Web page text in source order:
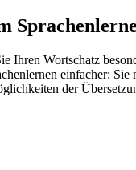
Ihren Wortschatz
einfacher:
der